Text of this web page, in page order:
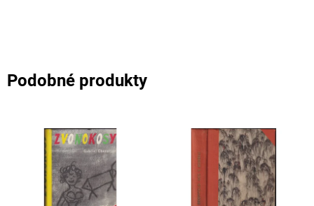
Podobné produkty